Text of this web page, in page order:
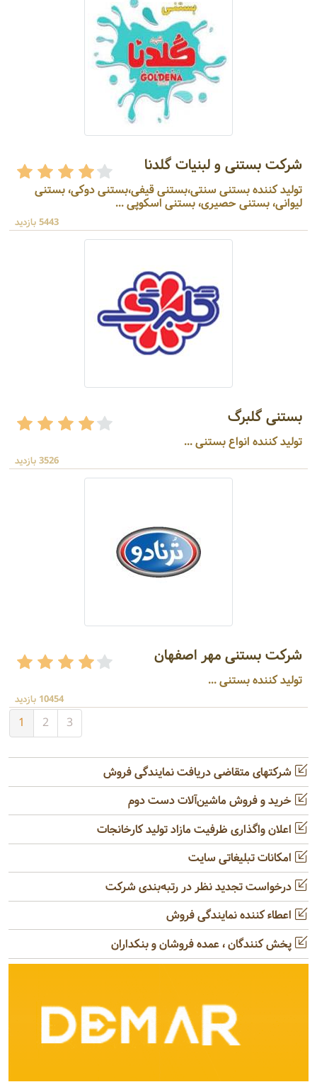
شرکت بستنی و لبنیات گلدنا
تولید کننده بستنی سنتی،بستنی قیفی،بستنی دوکی، بستنی
لیوانی، بستنی حصیری، بستنی اسکوپی ...
5443 بازدید
بستنی گلبرگ
تولید کننده انواع بستنی ...
3526 بازدید
شرکت بستنی مهر اصفهان
تولید کننده بستنی ...
10454 بازدید
1 2 3
شرکتهای متقاضی دریافت نمایندگی فروش
خرید و فروش ماشین‌آلات دست دوم
اعلان واگذاری ظرفیت مازاد تولید کارخانجات
امکانات تبلیغاتی سایت
درخواست تجدید نظر در رتبه‌بندی شرکت
اعطاء کننده نمایندگی فروش
پخش کنندگان ، عمده فروشان و بنکداران